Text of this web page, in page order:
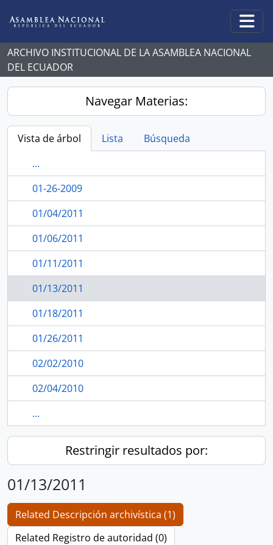
ARCHIVO INSTITUCIONAL DE LA ASAMBLEA NACIONAL
DEL ECUADOR
Navegar Materias:
Vista de árbol Lista
Búsqueda
...
01-26-2009
01/04/2011
01/06/2011
01/11/2011
01/13/2011
01/18/2011
01/26/2011
02/02/2010
02/04/2010
...
Restringir resultados por:
01/13/2011
Related Descripción archivística (1)
Related Registro de autoridad (0)